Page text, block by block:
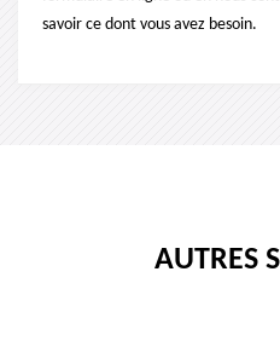
savoir ce dont vous avez besoin.
AUTRES